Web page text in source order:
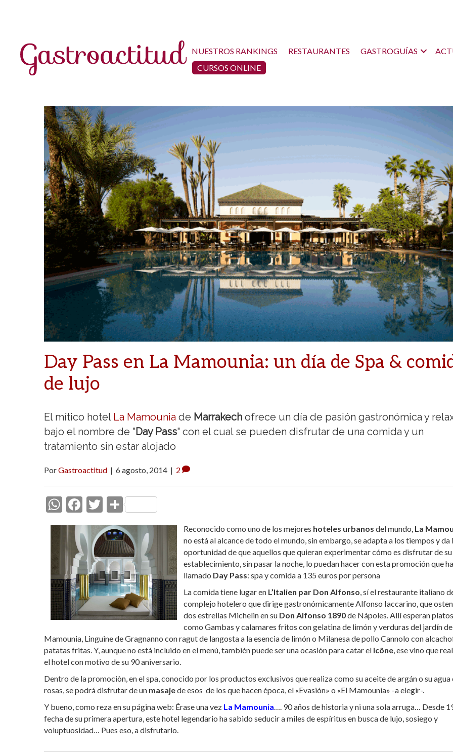
NUESTROS RANKINGS RESTAURANTES GASTROGUÍAS
CURSOS ONLINE
Day Pass en La Mamounia: un día de Spa &
de lujo
El mítico hotel La Mamounia de Marrakech ofrece un día de pasión gastronómica y
bajo el nombre de " Day Pass" con el cual se pueden disfrutar de una comida y un
tratamiento sin estar alojado
PorGastroactitud | 6 agosto, 2014 | 2
W
h
at
s
A
p
p
F
ac
e
b
o
o
k
T
w
itt
er
C
o
m
p
ar
ti
r
Reconocido como uno de los mejores hoteles urbanos del mundo, La
no está al alcance de todo el mundo, sin embargo, se adapta a los tiempos y da
oportunidad de que aquellos que quieran experimentar cómo es disfrutar de su
establecimiento, sin pasar la noche, lo puedan hacer con esta promoción que
llamado Day Pass: spa y comida a 135 euros por persona
La comida tiene lugar en L’Italien par Don Alfonso, sí el restaurante italiano
complejo hotelero que dirige gastronómicamente Alfonso Iaccarino, que
dos estrellas Michelin en su Don Alfonso 1890de Nápoles. Allí esperan platos
como Gambas y calamares fritos con gelatina de limón y verduras del jardín
Mamounia, Linguine de Gragnanno con ragut de langosta a la esencia de limón o Milanesa de pollo Cannolo con
patatas fritas. Y, aunque no está incluido en el menú, también puede ser una ocasión para catar el Icône, ese vino que
el hotel con motivo de su 90 aniversario.
Dentro de la promociòn, en el spa, conocido por los productos exclusivos que realiza como su aceite de argán o su agua
rosas, se podrá disfrutar de un masajede esos de los que hacen época, el «Evasión» o «El Mamounia» -a elegir-.
Y bueno, como reza en su página web: Érase una vez La Mamounia…. 90 años de historia y ni una sola arruga… Desde
fecha de su primera apertura, este hotel legendario ha sabido seducir a miles de espíritus en busca de lujo, sosiego y
voluptuosidad… Pues eso, a disfrutarlo.